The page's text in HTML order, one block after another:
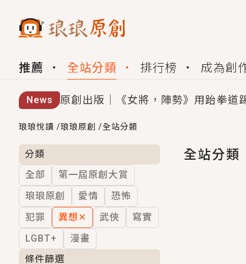
推薦 全站分類 排行榜 成為創
News 原創出版｜《女將，陣勢》用跆拳道
創,作家招募｜華文小說創作首選！有
小編心動書單｜《離婚你提的，二
GL｜《夏日與檸檬與重疊世界》炎熱
BL｜《費洛蒙中毒》救命！特殊費
OMG你嚇到我了｜《陰陽鬼店》上
言情｜《國語推行員》每個人心中都
琅琅悅讀 /琅琅原創 /全站分類
分類
全部
第一屆原創大賞
琅琅原創
愛情
恐怖
犯罪
異想 ✕ 武俠
寫實
LGBT+
漫畫
條件篩選
全站分類